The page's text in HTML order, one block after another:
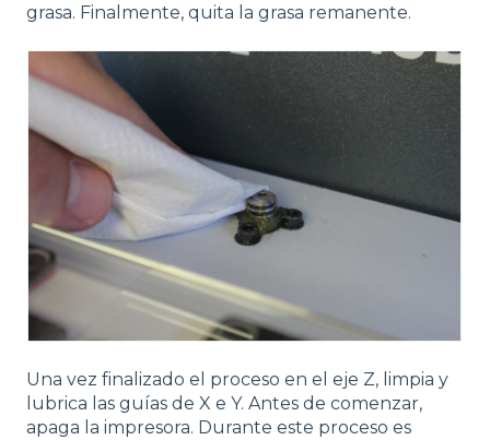
grasa. Finalmente, quita la grasa remanente.
Una vez finalizado el proceso en el eje Z, limpia y
lubrica las guías de X e Y. Antes de comenzar,
apaga la impresora. Durante este proceso es